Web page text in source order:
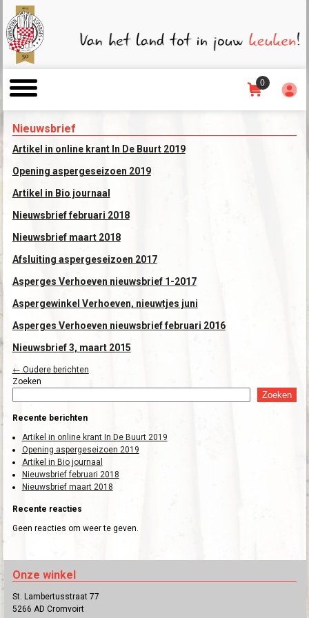
0
Nieuwsbrief
Artikel in online krant In De Buurt 2019
Opening aspergeseizoen 2019
Artikel in Bio journaal
Nieuwsbrief februari 2018
Nieuwsbrief maart 2018
Afsluiting aspergeseizoen 2017
Asperges Verhoeven nieuwsbrief 1-2017
Aspergewinkel Verhoeven, nieuwtjes juni
Asperges Verhoeven nieuwsbrief februari 2016
Nieuwsbrief 3, maart 2015
← Oudere berichten
Zoeken
Zoeken
Recente berichten
Artikel in online krant In De Buurt 2019
Opening aspergeseizoen 2019
Artikel in Bio journaal
Nieuwsbrief februari 2018
Nieuwsbrief maart 2018
Recente reacties
Geen reacties om weer te geven.
Onze winkel
St. Lambertusstraat 77
5266 AD Cromvoirt